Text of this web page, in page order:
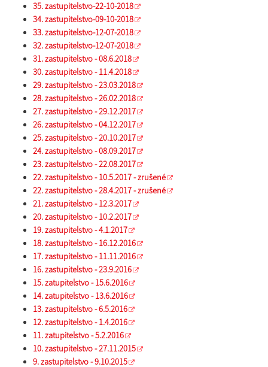
35. zastupitelstvo-22-10-2018
34. zastupitelstvo-09-10-2018
33. zastupitelstvo-12-07-2018
32. zastupitelstvo-12-07-2018
31. zastupitelstvo - 08.6.2018
30. zastupitelstvo - 11.4.2018
29. zastupitelstvo - 23.03.2018
28. zastupitelstvo - 26.02.2018
27. zastupitelstvo - 29.12.2017
26. zastupitelstvo - 04.12.2017
25. zastupitelstvo - 20.10.2017
24. zastupitelstvo - 08.09.2017
23. zastupitelstvo - 22.08.2017
22. zastupitelstvo - 10.5.2017 - zrušené
22. zastupitelstvo - 28.4.2017 - zrušené
21. zastupitelstvo - 12.3.2017
20. zastupitelstvo - 10.2.2017
19. zastupitelstvo - 4.1.2017
18. zastupitelstvo - 16.12.2016
17. zastupitelstvo - 11.11.2016
16. zastupitelstvo - 23.9.2016
15. zatupitelstvo - 15.6.2016
14. zatupitelstvo - 13.6.2016
13. zastupitelstvo - 6.5.2016
12. zastupitelstvo - 1.4.2016
11. zatupitelstvo - 5.2.2016
10. zastupitelstvo - 27.11.2015
9. zastupitelstvo - 9.10.2015